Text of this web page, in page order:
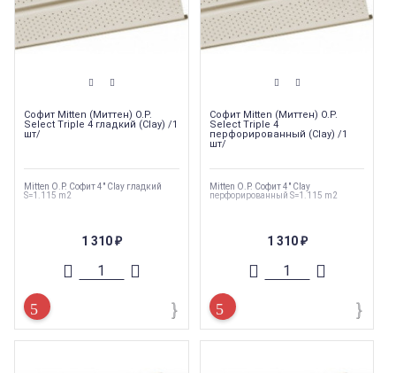
Софит Mitten (Миттен) O.P.
Select Triple 4 гладкий (Clay) /1
шт/
Mitten O.P. Софит 4" Clay гладкий
S=1.115 m2
1 310 ₽
Софит Mitten (Миттен) O.P.
Select Triple 4
перфорированный (Clay) /1
шт/
Mitten O.P. Софит 4" Clay
перфорированный S=1.115 m2
1 310 ₽